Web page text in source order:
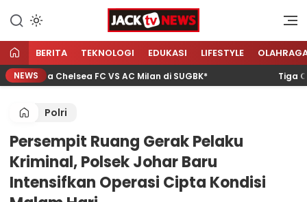
konten
Jacktvnews.com
Sumber Referensi Terpercaya
BERITA TEKNOLOGI EDUKASI LIFESTYLE
NEWSChelsea FC VS AC Milan di SUGBK* Tiga
Polri
Persempit Ruang Gerak Pelaku
Kriminal, Polsek Johar Baru
Intensifkan Operasi Cipta Kondisi